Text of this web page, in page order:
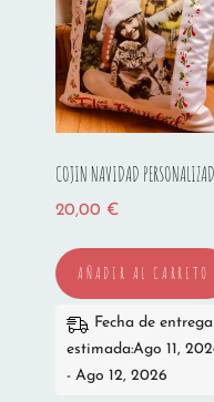
COJIN NAVIDAD
20,00 €
AÑADIR AL CARRITO
Fecha de entrega
estimada:Ago 11,
- Ago 12, 2026